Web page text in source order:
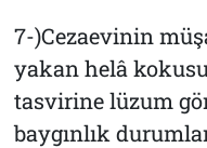
7-)Cezaevinin
yakan helâ
tasvirine lüzum
baygınlık